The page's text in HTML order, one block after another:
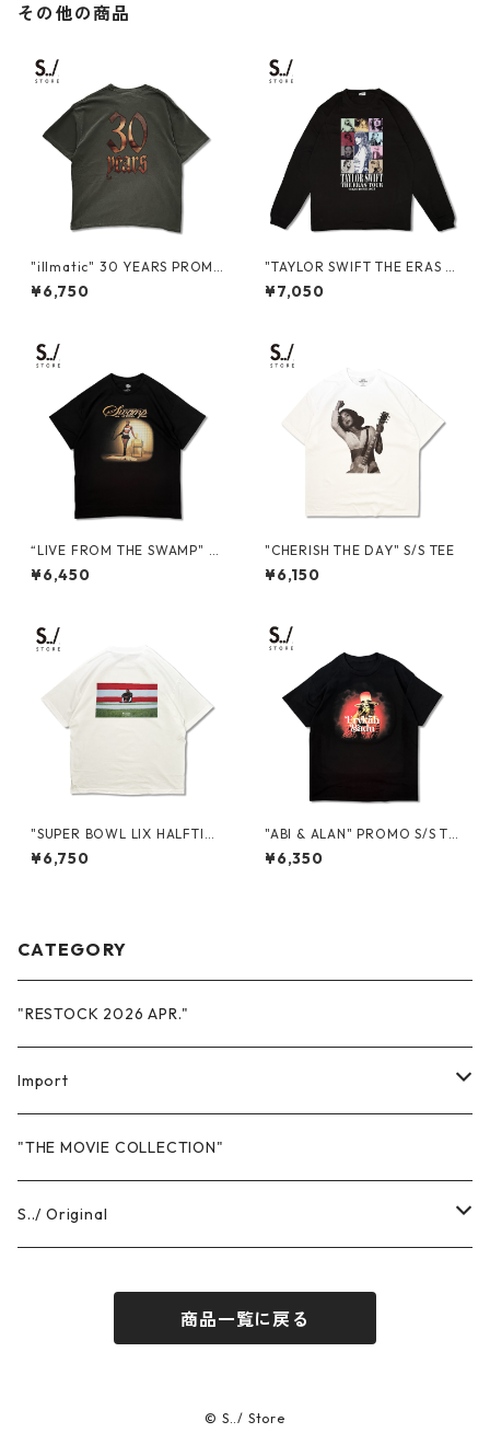
その他の商品
"illmatic" 30 YEARS PROMO
S/S TEE
¥6,750
"TAYLOR SWIFT THE ERAS T
OUR AT TOKYO DOME 202
4" L/S TEE
¥7,050
“LIVE FROM THE SWAMP" T
OUR PROMO S/S TEE
¥6,450
"CHERISH THE DAY" S/S TEE
¥6,150
"SUPER BOWL LIX HALFTIME
SHOW 2025 IN NEW ORLEA
NS" PROMO S/S TEE
¥6,750
"ABI & ALAN" PROMO S/S TE
E
¥6,350
CATEGORY
"RESTOCK 2026 APR."
Import
Sweat
Hoodie
T-Shits
"THE MOVIE COLLECTION"
S../ Original
商品一覧に戻る
© S../ Store